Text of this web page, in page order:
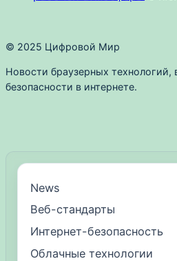
© 2025 Цифровой Мир
Новости браузерных технологий,
безопасности в интернете.
News
Веб-стандарты
Интернет-безопасность
Облачные технологии